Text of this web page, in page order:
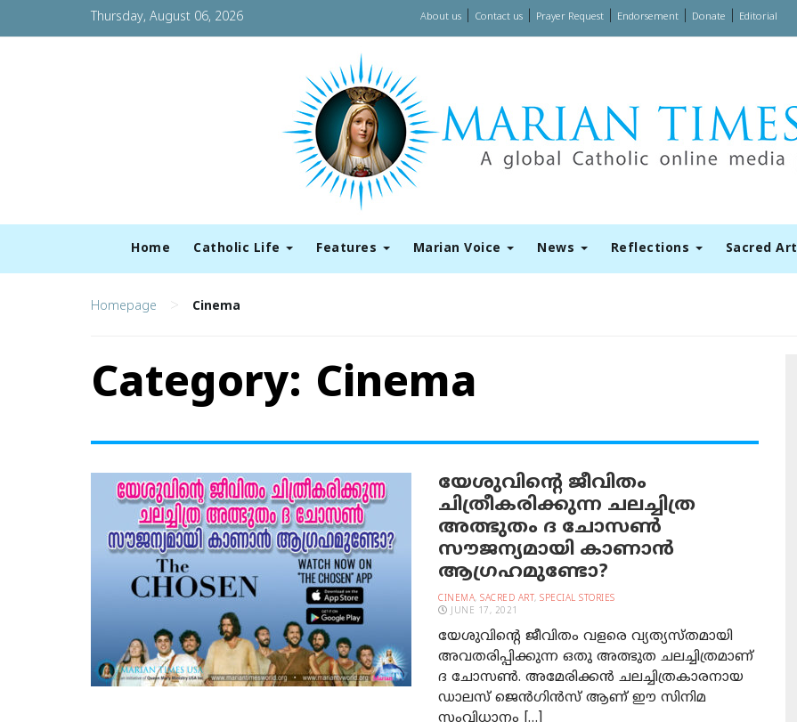
Thursday, August 06, 2026 About us| Contact us| Prayer Request| Endorsement| Donate Editorial
Home Catholic Life Features Marian Voice News Reflections Sacred Art
Homepage > Cinema
Category: Cinema
യേശുവിന്റെ ജീവിതം
ചിത്രീകരിക്കുന്ന ചലച്ചിത്ര
അത്ഭുതം ദ ചോസണ്‍
സൗജന്യമായി കാണാന്‍
ആഗ്രഹമുണ്ടോ?
CINEMA, SACRED ART, SPECIAL STORIES
JUNE 17, 2021
യേശുവിന്റെ ജീവിതം വളരെ വ്യത്യസ്തമായി
അവതരിപ്പിക്കുന്ന ഒതു അത്ഭുത ചലച്ചിത്രമാണ്
ദ ചോസണ്‍. അമേരിക്കന്‍ ചലച്ചിത്രകാരനായ
ഡാലസ് ജെന്‍ഗിന്‍സ് ആണ് ഈ സിനിമ